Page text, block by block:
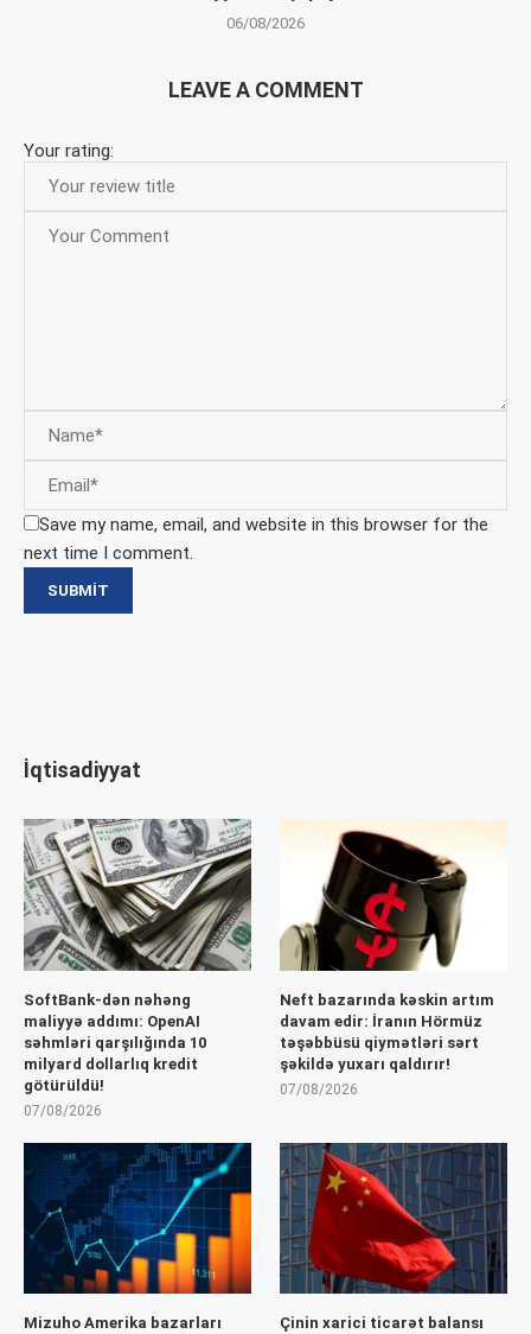
06/08/2026
LEAVE A COMMENT
Your rating:
Save my name, email, and website in this browser for the
next time I comment.
İqtisadiyyat
SoftBank-dən nəhəng
maliyyə addımı: OpenAI
səhmləri qarşılığında 10
milyard dollarlıq kredit
götürüldü!
07/08/2026
Neft bazarında kəskin artım
davam edir: İranın Hörmüz
təşəbbüsü qiymətləri sərt
şəkildə yuxarı qaldırır!
07/08/2026
Mizuho Amerika bazarları
Çinin xarici ticarət balansı